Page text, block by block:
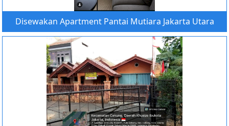
Disewakan Apartment Pantai Mutiara Jakarta Utara